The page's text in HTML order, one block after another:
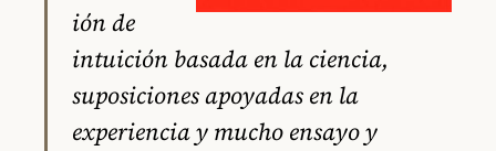
ión de
intuición basada en la ciencia,
suposiciones apoyadas en la
experiencia y mucho ensayo y